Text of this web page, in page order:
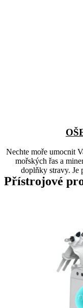
Nechte moře umocnit
mořských řas a
doplňky stravy. Je
Přístrojové